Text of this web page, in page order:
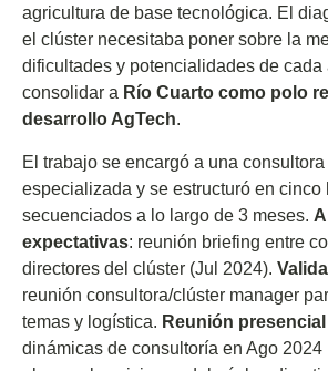
agricultura de base tecnológica. El
el clúster necesitaba poner sobre la
dificultades y potencialidades de cada
consolidar a Río Cuarto como polo
desarrollo AgTech.
El trabajo se encargó a una consultora
especializada y se estructuró en cinco
secuenciados a lo largo de 3 meses.
expectativas: reunión briefing entre
directores del clúster (Jul 2024).
reunión consultora/clúster manager
temas y logística. Reunión
dinámicas de consultoría en Ago 2024